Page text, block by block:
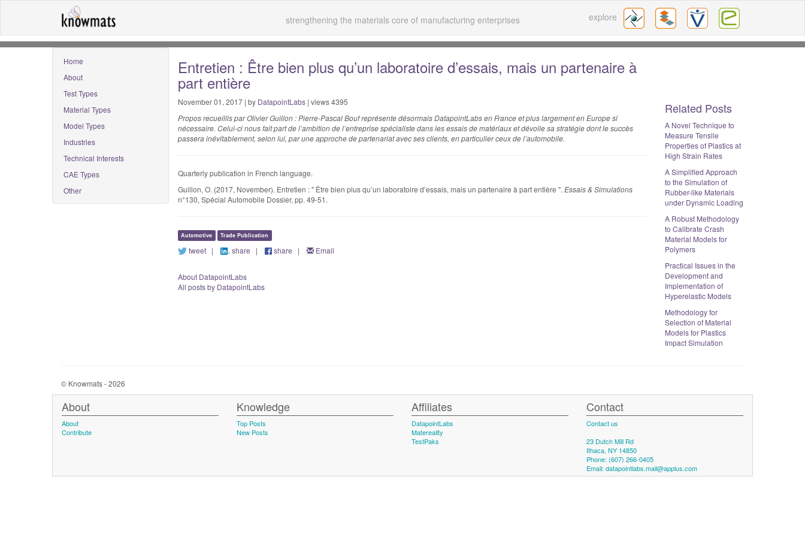
strengthening the materials core of manufacturing enterprises explore
Home
About
Test Types
Material Types
Model Types
Industries
Technical Interests
CAE Types
Other
Entretien : Être bien plus qu’un laboratoire d’essais, mais un partenaire à
part entière
November 01, 2017 | by DatapointLabs | views 4395
Propos recueillis par Olivier Guillon : Pierre-Pascal Bouf représente désormais DatapointLabs en France et plus largement en Europe si
nécessaire. Celui-ci nous fait part de l’ambition de l’entreprise spécialiste dans les essais de matériaux et dévoile sa stratégie dont le succès
passera inévitablement, selon lui, par une approche de partenariat avec ses clients, en particulier ceux de l’automobile.
Quarterly publication in French language.
Guillon, O. (2017, November). Entretien : " Être bien plus qu’un laboratoire d’essais, mais un partenaire à part entière ". Essais & Simulations
n°130, Spécial Automobile Dossier, pp. 49-51.
Automotive Trade Publication
tweet | share | share | Email
About DatapointLabs
All posts by DatapointLabs
Related Posts
A Novel Technique to
Measure Tensile
Properties of Plastics at
High Strain Rates
A Simplified Approach
to the Simulation of
Rubber-like Materials
under Dynamic Loading
A Robust Methodology
to Calibrate Crash
Material Models for
Polymers
Practical Issues in the
Development and
Implementation of
Hyperelastic Models
Methodology for
Selection of Material
Models for Plastics
Impact Simulation
© Knowmats - 2026
About
About
Contribute
Knowledge
Top Posts
New Posts
Affiliates
DatapointLabs
Matereality
TestPaks
Contact
Contact us
23 Dutch Mill Rd
Ithaca, NY 14850
Phone: (607) 266-0405
Email: datapointlabs.mail@applus.com